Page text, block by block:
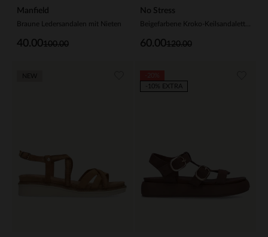
Manfield
Braune Ledersandalen mit Nieten
100.00
40.00
No Stress
120.00
60.00
-10% EXTRA